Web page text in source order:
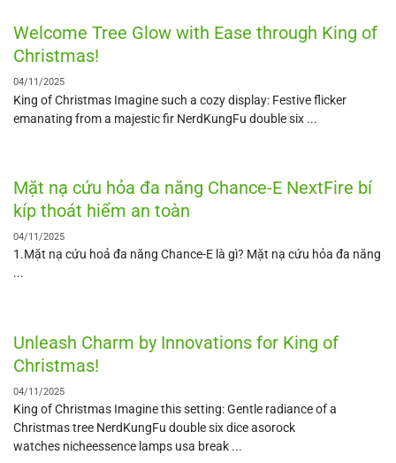
Welcome Tree Glow with Ease through King of
Christmas!
04/11/2025
King of Christmas Imagine such a cozy display: Festive flicker
emanating from a majestic fir NerdKungFu double six ...
Mặt nạ cứu hỏa đa năng Chance-E NextFire bí
kíp thoát hiểm an toàn
04/11/2025
1.Mặt nạ cứu hoả đa năng Chance-E là gì? Mặt nạ cứu hỏa đa năng
...
Unleash Charm by Innovations for King of
Christmas!
04/11/2025
King of Christmas Imagine this setting: Gentle radiance of a
Christmas tree NerdKungFu double six dice asorock
watches nicheessence lamps usa break ...